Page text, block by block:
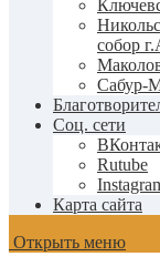
собор
Сабур-
Соц. сети
Rutube
Карта сайта
Открыть меню